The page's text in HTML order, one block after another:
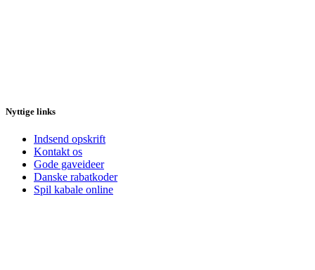
Nyttige links
Indsend opskrift
Kontakt os
Gode gaveideer
Danske rabatkoder
Spil kabale online